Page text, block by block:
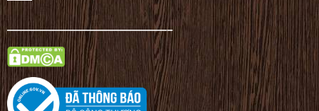
——————————————–